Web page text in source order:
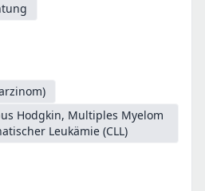
Hodgkin, Multiples Myelom
Leukämie (CLL)